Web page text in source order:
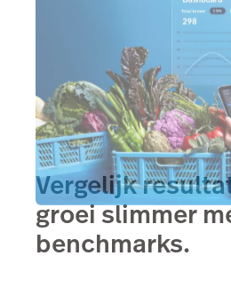
Vergelijk
groei slimmer
benchmarks.